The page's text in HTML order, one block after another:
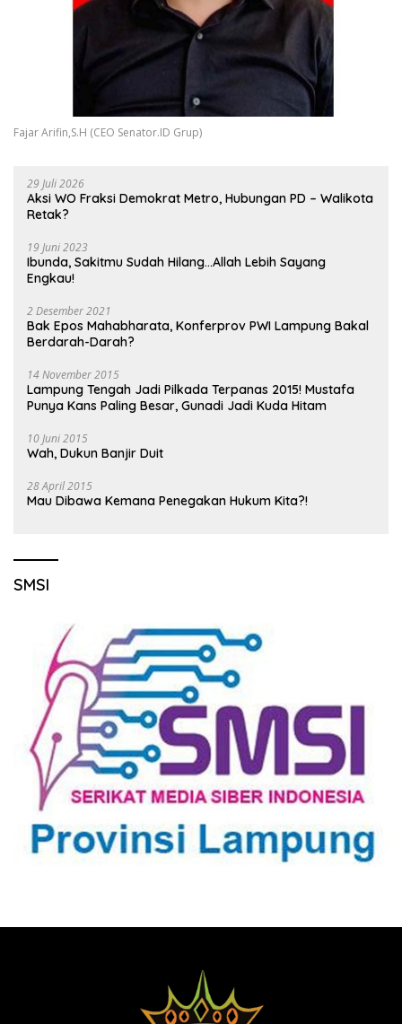
Fajar Arifin,S.H (CEO Senator.ID Grup)
29 Juli 2026
Aksi WO Fraksi Demokrat Metro, Hubungan PD – Walikota
Retak?
19 Juni 2023
Ibunda, Sakitmu Sudah Hilang…Allah Lebih Sayang
Engkau!
2 Desember 2021
Bak Epos Mahabharata, Konferprov PWI Lampung Bakal
Berdarah-Darah?
14 November 2015
Lampung Tengah Jadi Pilkada Terpanas 2015! Mustafa
Punya Kans Paling Besar, Gunadi Jadi Kuda Hitam
10 Juni 2015
Wah, Dukun Banjir Duit
28 April 2015
Mau Dibawa Kemana Penegakan Hukum Kita?!
SMSI